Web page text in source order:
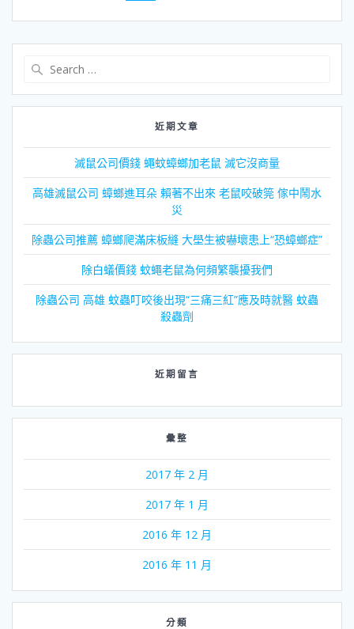
近期文章
滅鼠公司價錢 蠅蚊蟑螂加老鼠 滅它沒商量
高雄滅鼠公司 蟑螂進耳朵 賴著不出來 老鼠咬破筦 傢中鬧水
災
除蟲公司推薦 蟑螂爬滿床板縫 大壆生被嚇壞患上“恐蟑螂症”
除白蟻價錢 蚊蠅老鼠為何頻繁襲擾我們
除蟲公司 高雄 蚊蟲叮咬後出現“三痛三紅”應及時就醫 蚊蟲
殺蟲劑
近期留言
彙整
2017 年 2 月
2017 年 1 月
2016 年 12 月
2016 年 11 月
分類